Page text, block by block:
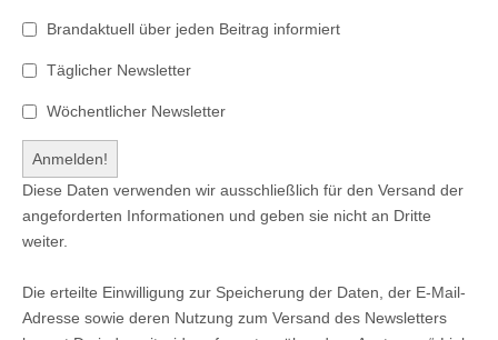
Brandaktuell über jeden Beitrag informiert
Täglicher Newsletter
Wöchentlicher Newsletter
Diese Daten verwenden wir ausschließlich für den Versand der
angeforderten Informationen und geben sie nicht an Dritte
weiter.
Die erteilte Einwilligung zur Speicherung der Daten, der E-Mail-
Adresse sowie deren Nutzung zum Versand des Newsletters